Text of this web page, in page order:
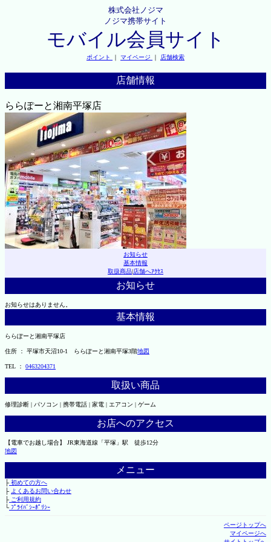
株式会社ノジマ
ノジマ携帯サイト
モバイル会員サイト
ポイント ｜ マイページ ｜ 店舗検索
店舗情報
ららぽーと湘南平塚店
お知らせ
基本情報
取扱商品|店舗へｱｸｾｽ
お知らせ
お知らせはありません。
基本情報
ららぽーと湘南平塚店
住所 ： 平塚市天沼10-1 ららぽーと湘南平塚3階地図
TEL ： 0463204371
取扱い商品
修理診断 | パソコン | 携帯電話 | 家電 | エアコン | ゲーム
お店へのアクセス
【電車でお越し場合】 JR東海道線「平塚」駅 徒歩12分
地図
メニュー
├初めての方へ
├ よくあるお問い合わせ
├ご利用規約
└ﾌﾟﾗｲﾊﾞｼｰﾎﾟﾘｼｰ
ページトップへ
マイページへ